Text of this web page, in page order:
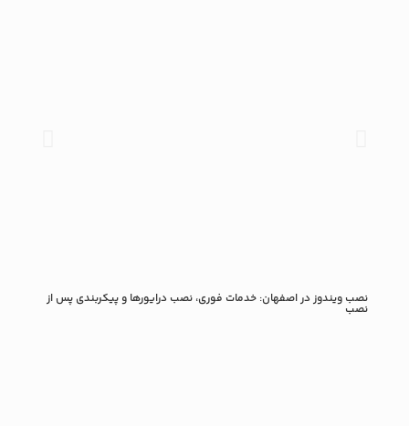
نصب ویندوز در اصفهان: خدمات فوری، نصب درایورها و پیکربندی پس از
نصب